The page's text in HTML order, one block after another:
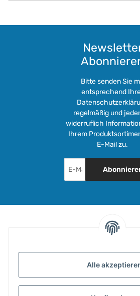
Alle
Bitte senden Sie
entsprechend
regelmäßig und
widerruflich
Ihrem
E-Mail zu.
GESETZLICHE